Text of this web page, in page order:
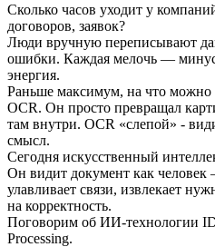
Сколько часов уходит у
договоров, заявок?
Люди вручную переписывают
ошибки. Каждая мелочь —
энергия.
Раньше максимум, на что можно
OCR. Он просто превращал
там внутри. OCR «слепой» -
смысл.
Сегодня искусственный
Он видит документ как человек
улавливает связи, извлекает
на корректность.
Поговорим об ИИ-технологии
Processing.